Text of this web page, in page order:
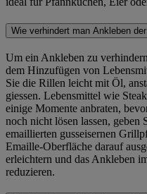
Wie verhindert man Ankleben
Um ein Ankleben zu
dem Hinzufügen von
Sie die Rillen leicht mit Öl,
giessen. Lebensmittel wie
einige Momente anbraten,
noch nicht lösen lassen, geben
emaillierten gusseisernen
Emaille-Oberfläche darauf
erleichtern und das Ankleben
reduzieren.